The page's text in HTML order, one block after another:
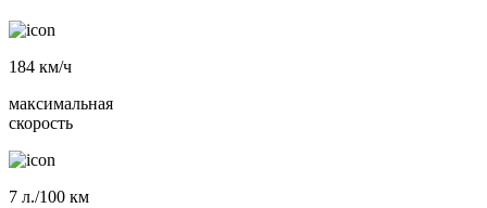
184 км/ч
максимальная
скорость
7 л./100 км